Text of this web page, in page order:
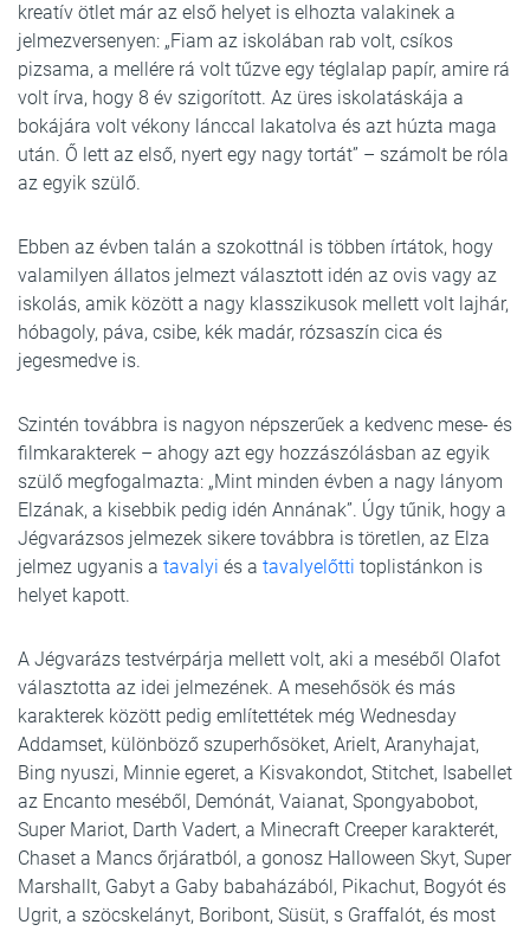
kreatív ötlet már az első helyet is elhozta valakinek a
jelmezversenyen: „Fiam az iskolában rab volt, csíkos
pizsama, a mellére rá volt tűzve egy téglalap papír, amire rá
volt írva, hogy 8 év szigorított. Az üres iskolatáskája a
bokájára volt vékony lánccal lakatolva és azt húzta maga
után. Ő lett az első, nyert egy nagy tortát” – számolt be róla
az egyik szülő.
Ebben az évben talán a szokottnál is többen írtátok, hogy
valamilyen állatos jelmezt választott idén az ovis vagy az
iskolás, amik között a nagy klasszikusok mellett volt lajhár,
hóbagoly, páva, csibe, kék madár, rózsaszín cica és
jegesmedve is.
Szintén továbbra is nagyon népszerűek a kedvenc mese- és
filmkarakterek – ahogy azt egy hozzászólásban az egyik
szülő megfogalmazta: „Mint minden évben a nagy lányom
Elzának, a kisebbik pedig idén Annának”. Úgy tűnik, hogy a
Jégvarázsos jelmezek sikere továbbra is töretlen, az Elza
jelmez ugyanis a tavalyi és a tavalyelőtti toplistánkon is
helyet kapott.
A Jégvarázs testvérpárja mellett volt, aki a meséből Olafot
választotta az idei jelmezének. A mesehősök és más
karakterek között pedig említettétek még Wednesday
Addamset, különböző szuperhősöket, Arielt, Aranyhajat,
Bing nyuszi, Minnie egeret, a Kisvakondot, Stitchet, Isabellet
az Encanto meséből, Demónát, Vaianat, Spongyabobot,
Super Mariot, Darth Vadert, a Minecraft Creeper karakterét,
Chaset a Mancs őrjáratból, a gonosz Halloween Skyt, Super
Marshallt, Gabyt a Gaby babaházából, Pikachut, Bogyót és
Ugrit, a szöcskelányt, Boribont, Süsüt, s Graffalót, és most